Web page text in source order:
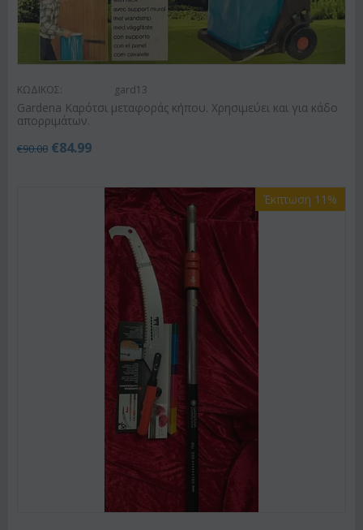
ΚΩΔΙΚΟΣ: gard13
Gardena Καρότσι μεταφοράς κήπου. Χρησιμεύει και για κάδο
απορριμάτων.
€90.00 €84.99
Έκπτωση 11%